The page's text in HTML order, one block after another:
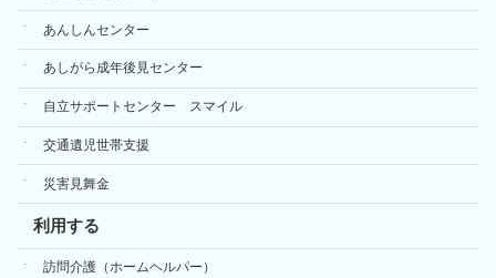
あんしんセンター
あしがら成年後見センター
自立サポートセンター スマイル
交通遺児世帯支援
災害見舞金
利用する
訪問介護（ホームヘルパー）